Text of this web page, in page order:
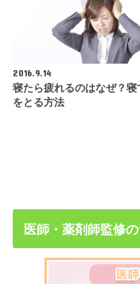
2016.9.14
寝たら疲れるのはなぜ？寝
をとる方法
医師・薬剤師監修